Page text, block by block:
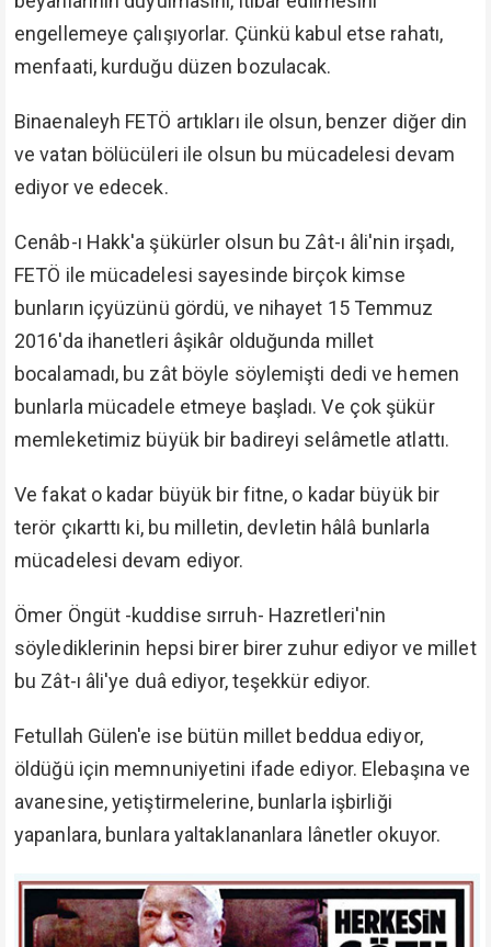
bu Zât-ı âli'ye duâ ediyor, teşekkür ediyor.
Fetullah Gülen'e ise bütün millet beddua ediyor,
avanesine, yetiştirmelerine, bunlarla işbirliği
yapanlara, bunlara yaltaklananlara lânetler okuyor.
Bu, Ömer Öngüt -kuddise sırruh- Hazretleri'nin Allah
mücahedesinin muzafferiyetidir.